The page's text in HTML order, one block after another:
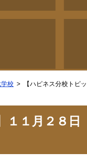
校
【ハピネス分校トピ
１１月２８日